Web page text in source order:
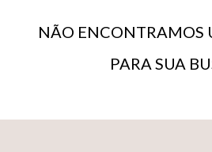
NÃO ENCONTRAMOS
PARA SUA